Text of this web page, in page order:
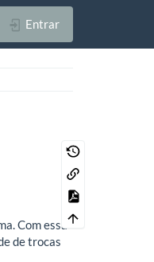
Entrar
Com essa
de trocas